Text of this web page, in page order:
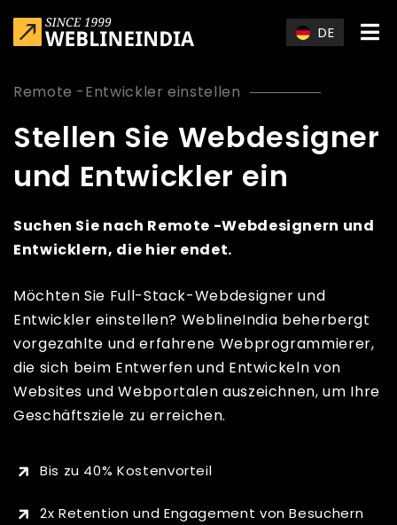
DE
Remote -Entwickler einstellen
Stellen Sie Webdesigner
und Entwickler ein
Suchen Sie nach Remote -Webdesignern und
Entwicklern, die hier endet.
Möchten Sie Full-Stack-Webdesigner und
Entwickler einstellen? WeblineIndia beherbergt
vorgezahlte und erfahrene Webprogrammierer,
die sich beim Entwerfen und Entwickeln von
Websites und Webportalen auszeichnen, um Ihre
Geschäftsziele zu erreichen.
Bis zu 40% Kostenvorteil
2x Retention und Engagement von Besuchern